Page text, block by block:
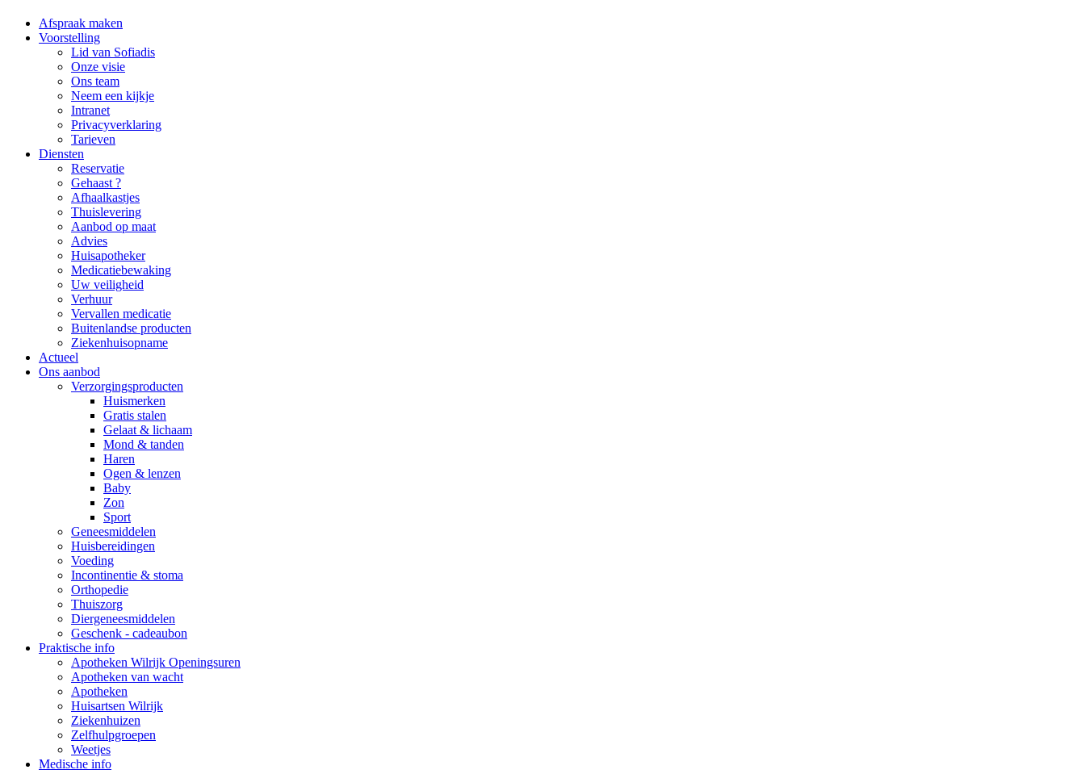
Afspraak maken
Voorstelling
Lid van Sofiadis
Onze visie
Ons team
Neem een kijkje
Intranet
Privacyverklaring
Tarieven
Diensten
Reservatie
Gehaast ?
Afhaalkastjes
Thuislevering
Aanbod op maat
Advies
Huisapotheker
Medicatiebewaking
Uw veiligheid
Verhuur
Vervallen medicatie
Buitenlandse producten
Ziekenhuisopname
Actueel
Ons aanbod
Verzorgingsproducten
Huismerken
Gratis stalen
Gelaat & lichaam
Mond & tanden
Haren
Ogen & lenzen
Baby
Zon
Sport
Geneesmiddelen
Huisbereidingen
Voeding
Incontinentie & stoma
Orthopedie
Thuiszorg
Diergeneesmiddelen
Geschenk - cadeaubon
Praktische info
Apotheken Wilrijk Openingsuren
Apotheken van wacht
Apotheken
Huisartsen Wilrijk
Ziekenhuizen
Zelfhulpgroepen
Weetjes
Medische info